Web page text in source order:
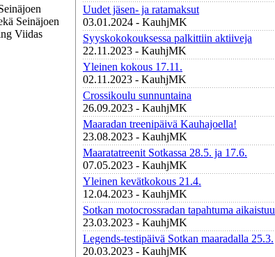
Seinäjoen
Viidas
Uudet jäsen- ja ratamaksut
03.01.2024 - KauhjMK
Syyskokokouksessa palkittiin aktiiveja
22.11.2023 - KauhjMK
Yleinen kokous 17.11.
02.11.2023 - KauhjMK
Crossikoulu sunnuntaina
26.09.2023 - KauhjMK
Maaradan treenipäivä Kauhajoella!
23.08.2023 - KauhjMK
Maaratatreenit Sotkassa 28.5. ja 17.6.
07.05.2023 - KauhjMK
Yleinen kevätkokous 21.4.
12.04.2023 - KauhjMK
Sotkan motocrossradan tapahtuma aikaistuu
23.03.2023 - KauhjMK
Legends-testipäivä Sotkan maaradalla 25.3.
20.03.2023 - KauhjMK